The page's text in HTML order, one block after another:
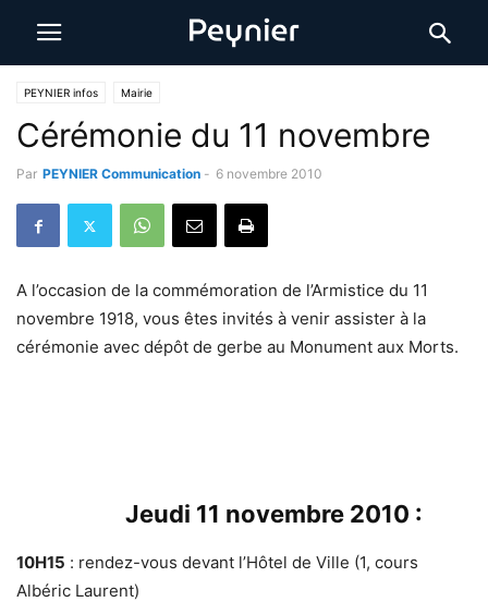
PEYNIER infos Mairie
Cérémonie du 11 novembre
Par PEYNIER Communication - 6 novembre 2010
A l’occasion de la commémoration de l’Armistice du 11
novembre 1918, vous êtes invités à venir assister à la
cérémonie avec dépôt de gerbe au Monument aux Morts.
Jeudi 11 novembre 2010 :
10H15 : rendez-vous devant l’Hôtel de Ville (1, cours
Albéric Laurent)